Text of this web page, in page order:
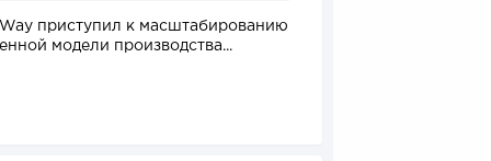
приступил к масштабированию
модели производства...